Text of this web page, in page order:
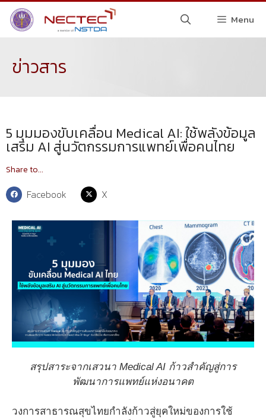
Menu
ข่าวสาร
5 มุมมองขับเคลื่อน Medical AI: ใช้พลังข้อมูล
เสริม AI สู่นวัตกรรมการแพทย์เพื่อคนไทย
Share to...
Facebook X
สรุปสาระจากเสวนา Medical AI ก้าวสำคัญสู่การ
พัฒนาการแพทย์แห่งอนาคต
วงการสาธารณสุขไทยกำลังก้าวสู่ยุคใหม่ของการใช้